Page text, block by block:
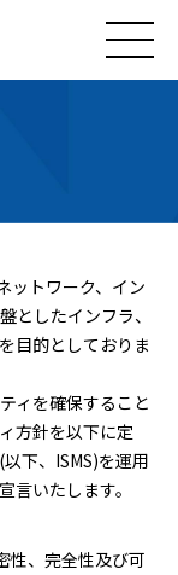
ットワーク、イン
としたインフラ、
目的としておりま
ィを確保すること
方針を以下に定
下、ISMS)を運用
言いたします。
性、完全性及び可